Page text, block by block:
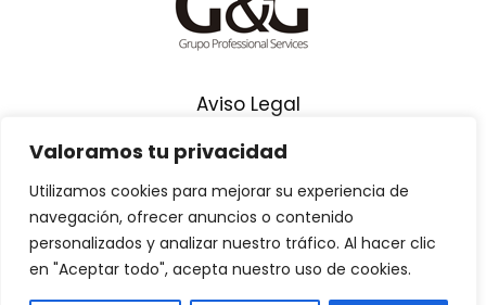
Valoramos tu privacidad
Utilizamos cookies para mejorar su experiencia de
navegación, ofrecer anuncios o contenido
personalizados y analizar nuestro tráfico. Al hacer clic
en "Aceptar todo", acepta nuestro uso de cookies.
Aviso Legal
Términos y Condiciones
Síguenos en Youtube